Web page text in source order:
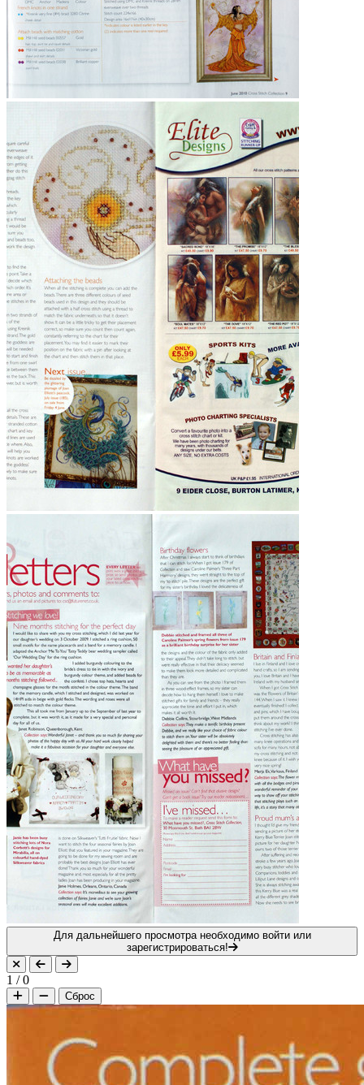
Для дальнейшего просмотра необходимо войти или
зарегистрироваться!
1 /0
Сброс